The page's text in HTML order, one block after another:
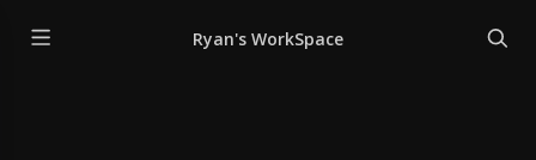
Ryan's WorkSpace